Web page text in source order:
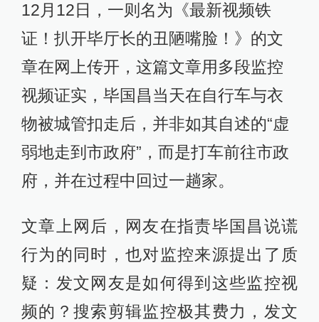
12月12日，一则名为《最新视频铁
证！扒开毕厅长的丑陋嘴脸！》的文
章在网上传开，这篇文章用多段监控
视频证实，毕国昌当天在自行车与衣
物被城管扣走后，并非如其自述的“虚
弱地走到市政府”，而是打车前往市政
府，并在过程中回过一趟家。
文章上网后，网友在指责毕国昌说谎
行为的同时，也对监控来源提出了质
疑：发文网友是如何得到这些监控视
频的？搜索剪辑监控极其费力，发文